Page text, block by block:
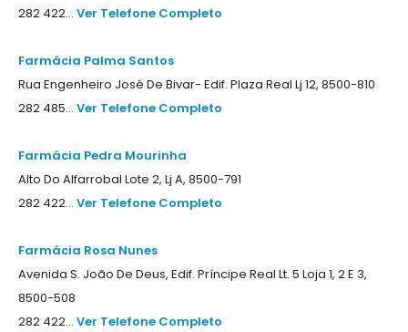
282 422... Ver Telefone Completo
Farmácia Palma Santos
Rua Engenheiro José De Bivar- Edif. Plaza Real Lj 12, 8500-810
282 485... Ver Telefone Completo
Farmácia Pedra Mourinha
Alto Do Alfarrobal Lote 2, Lj A, 8500-791
282 422... Ver Telefone Completo
Farmácia Rosa Nunes
Avenida S. João De Deus, Edif. Príncipe Real Lt. 5 Loja 1, 2 E 3,
8500-508
282 422... Ver Telefone Completo